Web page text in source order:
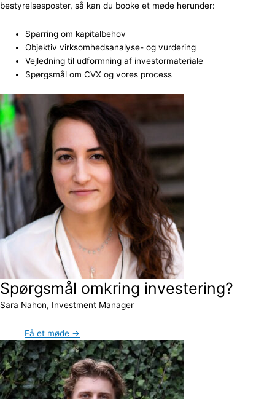
bestyrelsesposter, så kan du booke et møde herunder:
Sparring om kapitalbehov
Objektiv virksomhedsanalyse- og vurdering
Vejledning til udformning af investormateriale
Spørgsmål om CVX og vores process
Spørgsmål omkring investering?
Sara Nahon, Investment Manager
Få et møde →